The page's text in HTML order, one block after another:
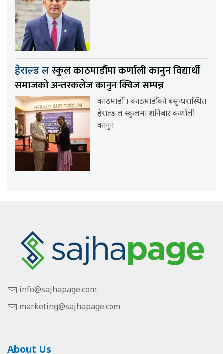
हेराल्ड लस्कुल काठमाडौँमा कर्णाली कानुन विद्यार्थी
समाजको अन्तरकलेज कानुन क्विज सम्पन्न
काठमाडौँ । काठमाडौँको बसुन्धरास्थित
हेराल्ड ल स्कुलमा शनिबार कर्णाली
कानुन
info@sajhapage.com
marketing@sajhapage.com
About Us